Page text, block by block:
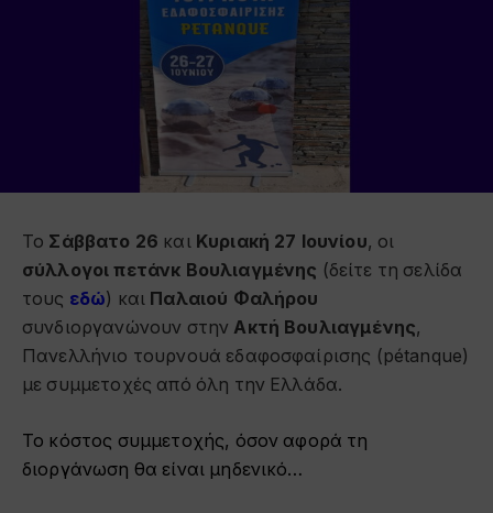
Το Σάββατο 26 και Κυριακή 27 Ιουνίου, οι
σύλλογοι πετάνκ Βουλιαγμένης (δείτε τη σελίδα
τους εδώ) και Παλαιού Φαλήρου
συνδιοργανώνουν στην Ακτή Βουλιαγμένης,
Πανελλήνιο τουρνουά εδαφοσφαίρισης (pétanque)
με συμμετοχές από όλη την Ελλάδα.
Το κόστος συμμετοχής, όσον αφορά τη
διοργάνωση θα είναι μηδενικό…